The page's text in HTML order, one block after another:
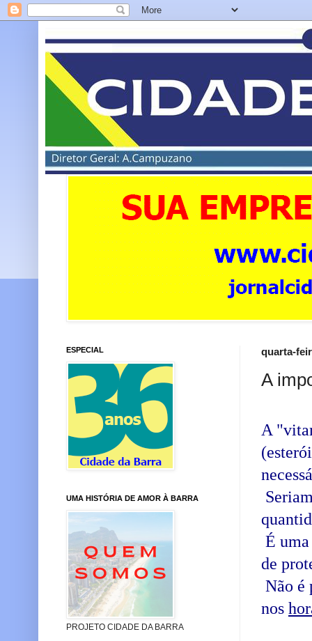
quarta-
A
A
É
de
Não é
nos
ESPECIAL
UMA HISTÓRIA DE AMOR À BARRA
PROJETO CIDADE DA BARRA